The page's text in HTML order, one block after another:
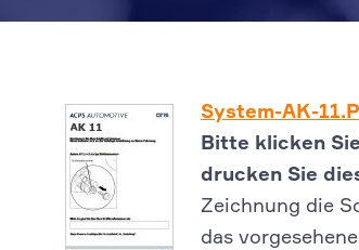
System-AK-
Bitte klicken
drucken Sie
Zeichnung die
das